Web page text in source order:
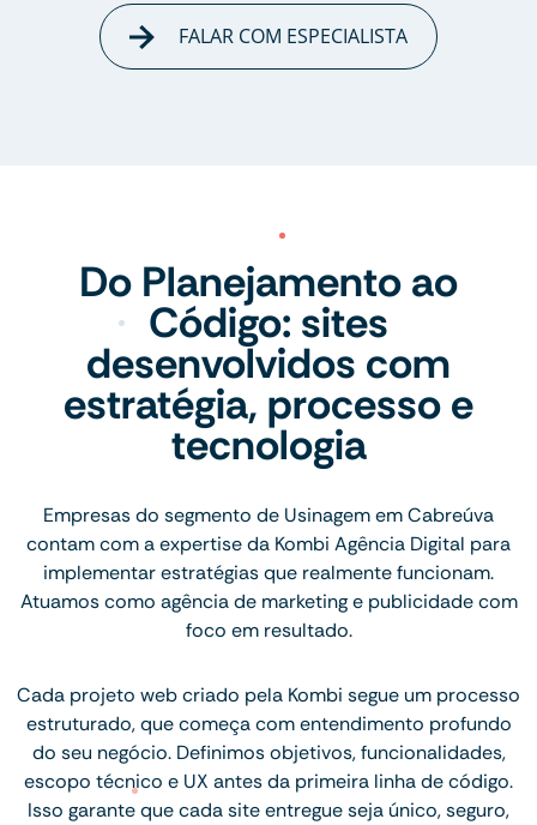
FALAR COM ESPECIALISTA
Do Planejamento ao
Código: sites
desenvolvidos com
estratégia, processo e
tecnologia
Empresas do segmento de Usinagem em Cabreúva
contam com a expertise da Kombi Agência Digital para
implementar estratégias que realmente funcionam.
Atuamos como agência de marketing e publicidade com
foco em resultado.
Cada projeto web criado pela Kombi segue um processo
estruturado, que começa com entendimento profundo
do seu negócio. Definimos objetivos, funcionalidades,
escopo técnico e UX antes da primeira linha de código.
Isso garante que cada site entregue seja único, seguro,